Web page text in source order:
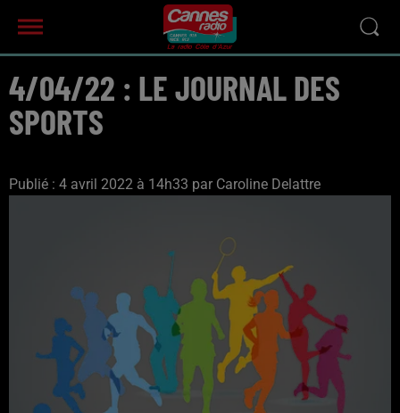
4/04/22 : LE JOURNAL DES
SPORTS
Publié : 4 avril 2022 à 14h33 par Caroline Delattre